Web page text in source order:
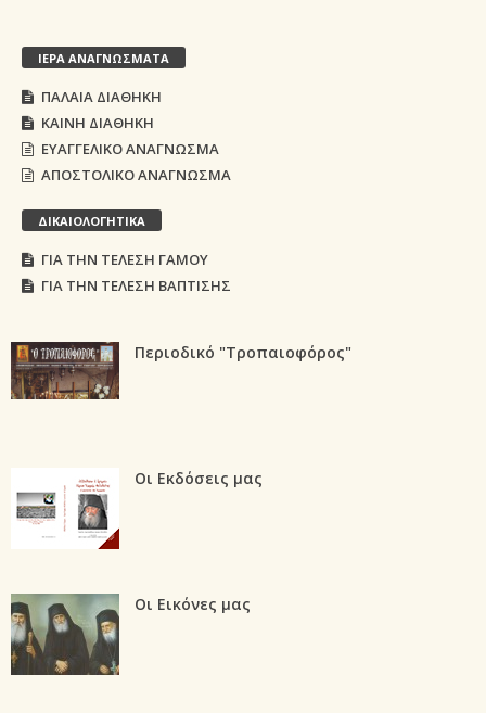
ΙΕΡΑ ΑΝΑΓΝΩΣΜΑΤΑ
ΠΑΛΑΙΑ ΔΙΑΘΗΚΗ
ΚΑΙΝΗ ΔΙΑΘΗΚΗ
ΕΥΑΓΓΕΛΙΚΟ ΑΝΑΓΝΩΣΜΑ
ΑΠΟΣΤΟΛΙΚΟ ΑΝΑΓΝΩΣΜΑ
ΔΙΚΑΙΟΛΟΓΗΤΙΚΑ
ΓΙΑ ΤΗΝ ΤΕΛΕΣΗ ΓΑΜΟΥ
ΓΙΑ ΤΗΝ ΤΕΛΕΣΗ ΒΑΠΤΙΣΗΣ
Περιοδικό "Τροπαιοφόρος"
Οι Εκδόσεις μας
Οι Εικόνες μας